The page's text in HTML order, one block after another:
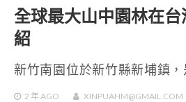
全球最大山中園林在
紹
新竹南園位於新竹縣新埔鎮
2 年 AGO XINPUAHM@GMAIL.COM